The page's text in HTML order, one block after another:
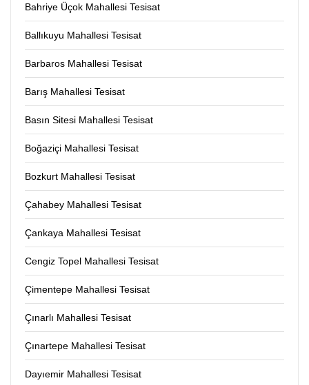
Bahriye Üçok Mahallesi Tesisat
Ballıkuyu Mahallesi Tesisat
Barbaros Mahallesi Tesisat
Barış Mahallesi Tesisat
Basın Sitesi Mahallesi Tesisat
Boğaziçi Mahallesi Tesisat
Bozkurt Mahallesi Tesisat
Çahabey Mahallesi Tesisat
Çankaya Mahallesi Tesisat
Cengiz Topel Mahallesi Tesisat
Çimentepe Mahallesi Tesisat
Çınarlı Mahallesi Tesisat
Çınartepe Mahallesi Tesisat
Dayıemir Mahallesi Tesisat